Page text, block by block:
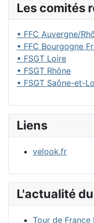
Les comités
• FFC Auvergne/
• FFC Bourgogne
• FSGT Loire
• FSGT Rhône
• FSGT Saône-et-
Liens
velook.fr
L'actualité
Tour de France